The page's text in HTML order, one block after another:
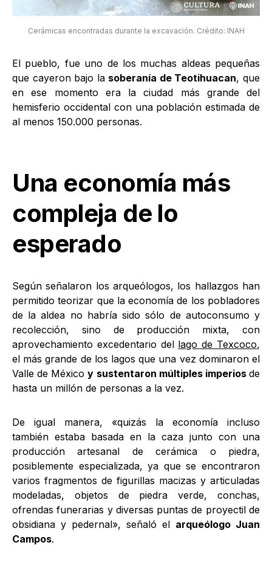
Cerámicas encontradas durante la excavación. Crédito: INAH
El pueblo, fue uno de los muchas aldeas pequeñas
que cayeron bajo la soberanía de Teotihuacan, que
en ese momento era la ciudad más grande del
hemisferio occidental con una población estimada de
al menos 150.000 personas.
Una economía más
compleja de lo
esperado
Según señalaron los arqueólogos, los hallazgos han
permitido teorizar que la economía de los pobladores
de la aldea no habría sido sólo de autoconsumo y
recolección, sino de producción mixta, con
aprovechamiento excedentario del lago de Texcoco,
el más grande de los lagos que una vez dominaron el
Valle de Méxicoy sustentaron múltiples imperiosde
hasta un millón de personas a la vez.
De igual manera, «quizás la economía incluso
también estaba basada en la caza junto con una
producción artesanal de cerámica o piedra,
posiblemente especializada, ya que se encontraron
varios fragmentos de figurillas macizas y articuladas
modeladas, objetos de piedra verde, conchas,
ofrendas funerarias y diversas puntas de proyectil de
obsidiana y pedernal», señaló el arqueólogo Juan
Campos.